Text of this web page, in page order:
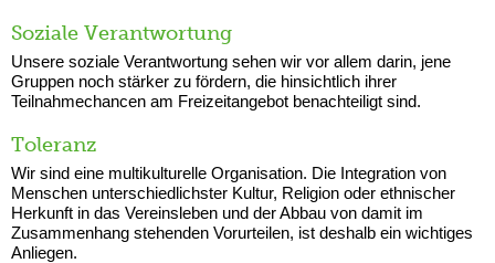
Soziale Verantwortung
Unsere soziale Verantwortung sehen wir vor allem darin, jene
Gruppen noch stärker zu fördern, die hinsichtlich ihrer
Teilnahmechancen am Freizeitangebot benachteiligt sind.
Toleranz
Wir sind eine multikulturelle Organisation. Die Integration von
Menschen unterschiedlichster Kultur, Religion oder ethnischer
Herkunft in das Vereinsleben und der Abbau von damit im
Zusammenhang stehenden Vorurteilen, ist deshalb ein wichtiges
Anliegen.